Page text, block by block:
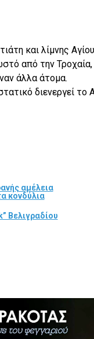
και λίμνης Αγίου
από την
άλλα άτομα.
διενεργεί το
αμέλεια
κονδύλια
Βελιγραδίου